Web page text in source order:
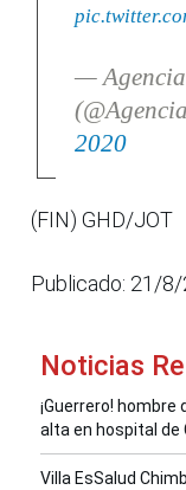
—
2020
(FIN) GHD/JOT
Publicado: 21/
Noticias
¡Guerrero! hombre
alta en hospital de
Villa EsSalud